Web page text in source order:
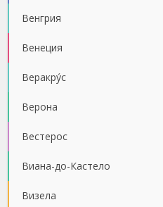
Венгрия
Венеция
Веракру́с
Верона
Вестерос
Виана-до-Кастело
Визела